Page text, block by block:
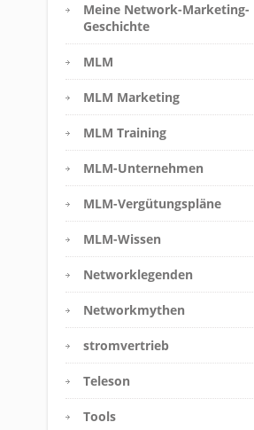
Meine Network-Marketing-
Geschichte
MLM
MLM Marketing
MLM Training
MLM-Unternehmen
MLM-Vergütungspläne
MLM-Wissen
Networklegenden
Networkmythen
stromvertrieb
Teleson
Tools